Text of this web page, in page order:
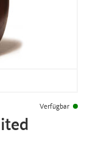
Verfügbar